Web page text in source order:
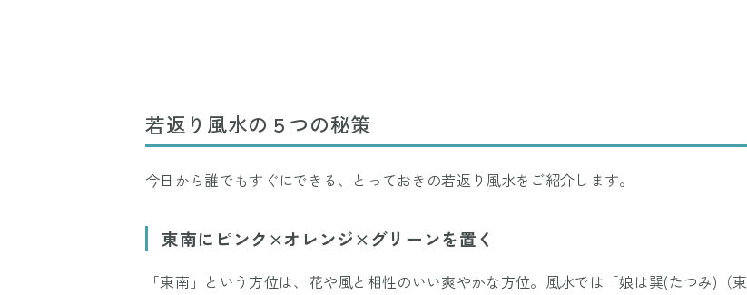
若返り風水の５つの秘策
今日から誰でもすぐにできる、とっておきの若返り風水をご紹介します。
東南にピンク×オレンジ×グリーンを置く
「東南」という方位は、花や風と相性のいい爽やかな方位。風水では「娘は巽(たつみ)（東